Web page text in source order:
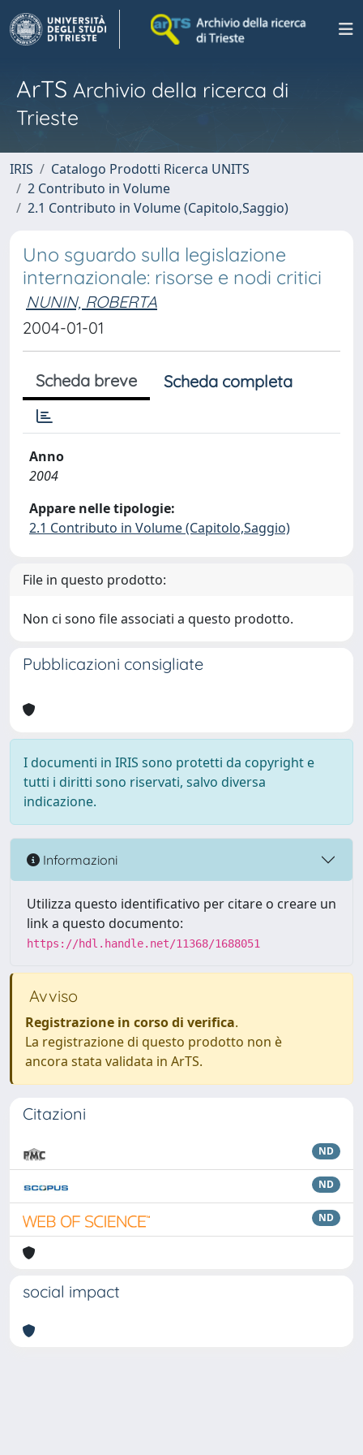
ArTS Archivio della ricerca di
Trieste
IRIS
Catalogo Prodotti Ricerca UNITS
2 Contributo in Volume
2.1 Contributo in Volume (Capitolo,Saggio)
Uno sguardo sulla legislazione
internazionale: risorse e nodi critici
NUNIN, ROBERTA
2004-01-01
Scheda breve Scheda completa
Anno
2004
Appare nelle tipologie:
2.1 Contributo in Volume (Capitolo,Saggio)
File in questo prodotto:
Non ci sono file associati a questo prodotto.
Pubblicazioni consigliate
I documenti in IRIS sono protetti da copyright e
tutti i diritti sono riservati, salvo diversa
indicazione.
Informazioni
Utilizza questo identificativo per citare o creare un
link a questo documento:
https://hdl.handle.net/11368/1688051
Avviso
Registrazione in corso di verifica.
La registrazione di questo prodotto non è
ancora stata validata in ArTS.
Citazioni
ND
ND
ND
social impact